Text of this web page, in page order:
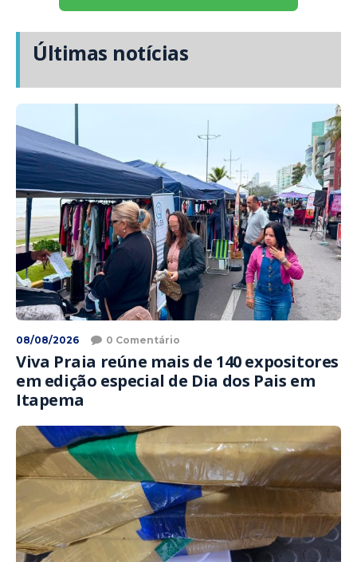
Últimas notícias
08/08/2026 0 Comentário
Viva Praia reúne mais de 140 expositores
em edição especial de Dia dos Pais em
Itapema